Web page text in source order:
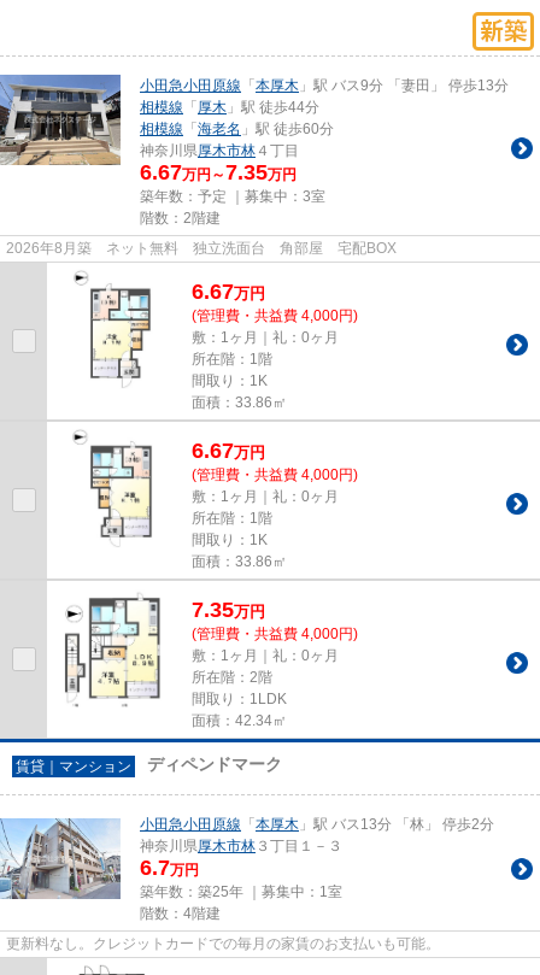
小田急小田原線 「本厚木 」駅 バス9分 「妻田」 停歩13分
相模線 「厚木 」駅 徒歩44分
相模線 「海老名 」駅 徒歩60分
神奈川県厚木市林 ４丁目
6.67万円～7.35万円
築年数：予定 ｜募集中： 3室
階数：2階建
2026年8月築 ネット無料 独立洗面台 角部屋 宅配BOX
6.67万円
(管理費・共益費 4,000円)
敷：1ヶ月｜礼：0ヶ月
所在階：1階
間取り：1K
面積：33.86㎡
6.67万円
(管理費・共益費 4,000円)
敷：1ヶ月｜礼：0ヶ月
所在階：1階
間取り：1K
面積：33.86㎡
7.35万円
(管理費・共益費 4,000円)
敷：1ヶ月｜礼：0ヶ月
所在階：2階
間取り：1LDK
面積：42.34㎡
賃貸｜マンション ディペンドマーク
小田急小田原線 「本厚木 」駅 バス13分 「林」 停歩2分
神奈川県厚木市林 ３丁目１－３
6.7万円
築年数：築25年 ｜募集中： 1室
階数：4階建
更新料なし。クレジットカードでの毎月の家賃のお支払いも可能。